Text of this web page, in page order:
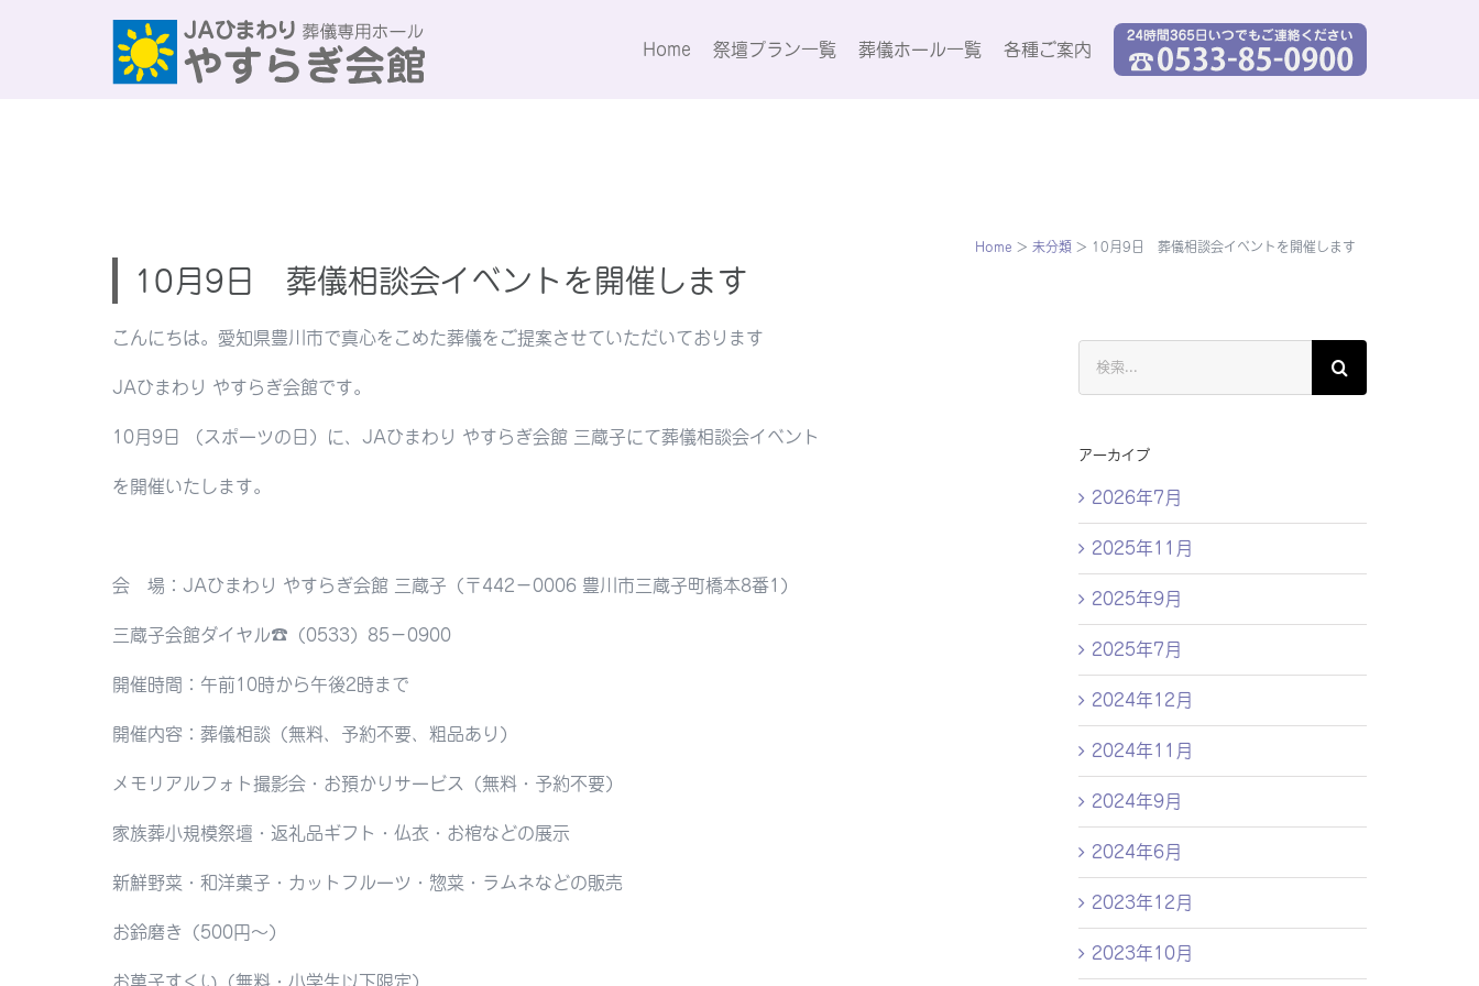
Home 祭壇プラン一覧 葬儀ホール一覧 各種ご案内
Home > 未分類 > 10月9日 葬儀相談会イベントを開催します
10月9日 葬儀相談会イベントを開催します
こんにちは。愛知県豊川市で真心をこめた葬儀をご提案させていただいております
JAひまわり やすらぎ会館です。
10月9日 （スポーツの日）に、JAひまわり やすらぎ会館 三蔵子にて葬儀相談会イベント
を開催いたします。
会 場：JAひまわり やすらぎ会館 三蔵子（〒442−0006 豊川市三蔵子町橋本8番1）
三蔵子会館ダイヤル☎︎（0533）85−0900
開催時間：午前10時から午後2時まで
開催内容：葬儀相談（無料、予約不要、粗品あり）
メモリアルフォト撮影会・お預かりサービス（無料・予約不要）
家族葬小規模祭壇・返礼品ギフト・仏衣・お棺などの展示
新鮮野菜・和洋菓子・カットフルーツ・惣菜・ラムネなどの販売
お鈴磨き（500円〜）
お菓子すくい（無料・小学生以下限定）
アーカイブ
2026年7月
2025年11月
2025年9月
2025年7月
2024年12月
2024年11月
2024年9月
2024年6月
2023年12月
2023年10月